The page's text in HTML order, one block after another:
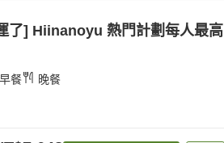
了] Hiinanoyu 熱門計劃每人最高
早餐 晚餐